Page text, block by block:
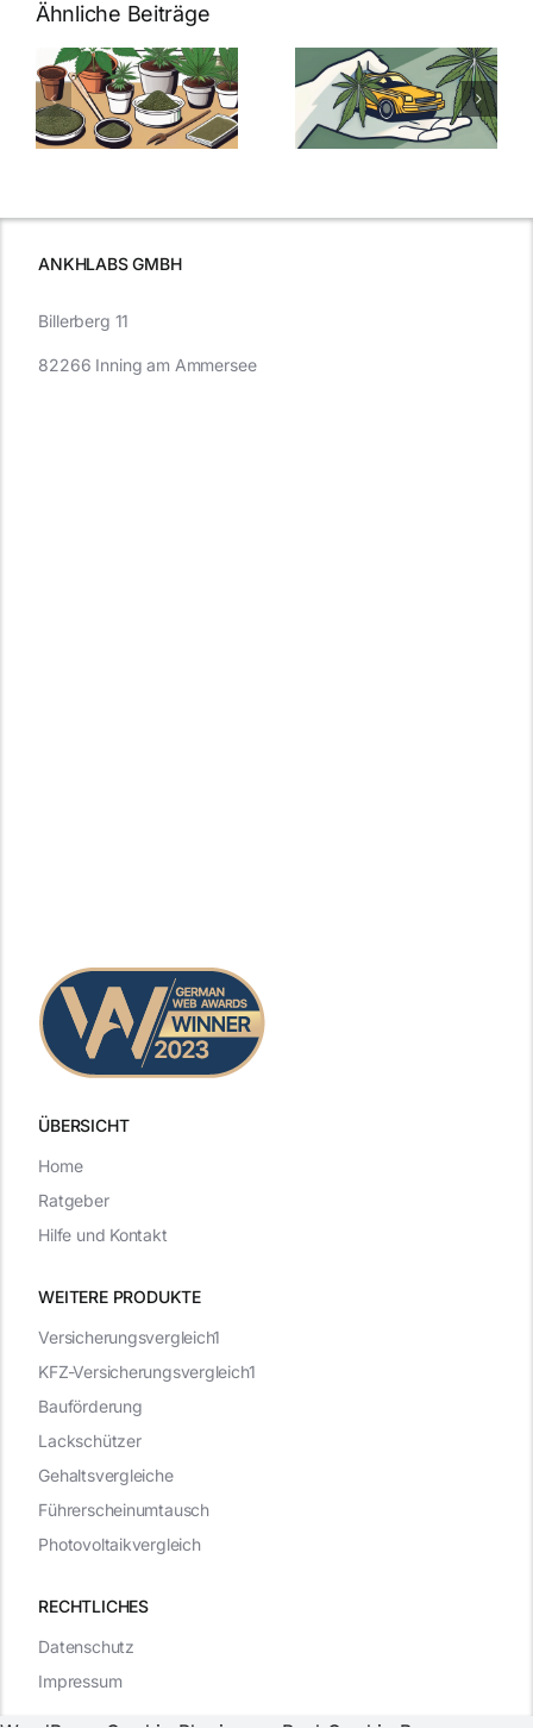
Ähnliche Beiträge
Neue THC-
Grenzwert-
Regelung:
Was Sie über
Cannabis und
müssen
Cannabis
Samen
kaufen: Alles
was Sie
ANKHLABS GMBH
ÜBERSICHT
WEITERE PRODUKTE
RECHTLICHES
Billerberg 11
82266 Inning am Ammersee
Datenschutz
Impressum
Versicherungsvergleich1
KFZ-Versicherungsvergleich1
Bauförderung
Lackschützer
Gehaltsvergleiche
Führerscheinumtausch
Photovoltaikvergleich
Home
Ratgeber
Hilfe und Kontakt